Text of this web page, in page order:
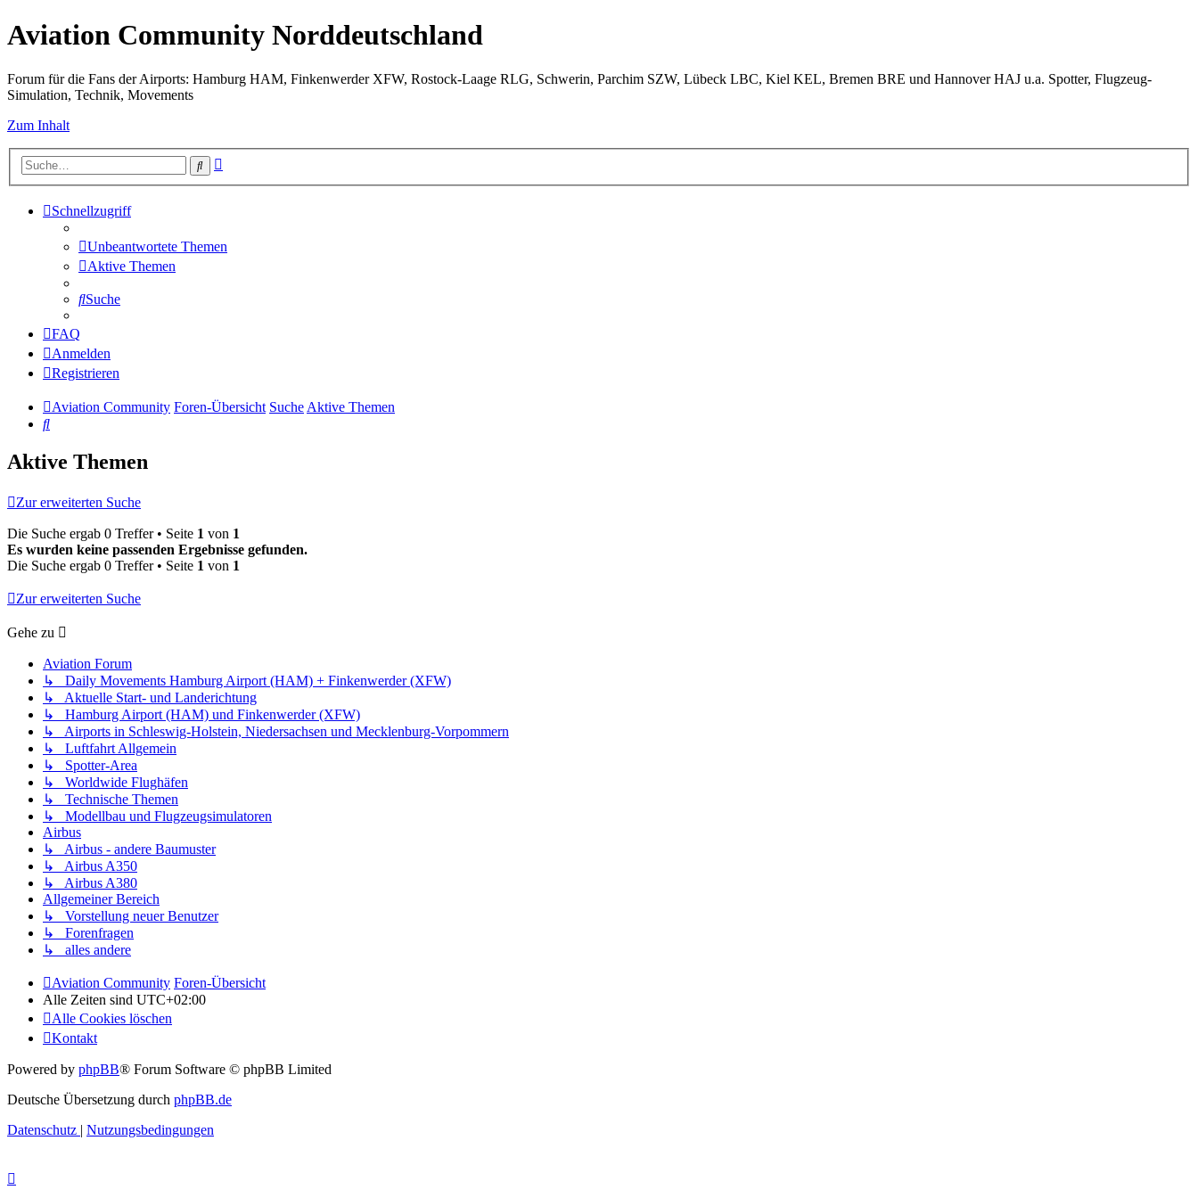
Aviation Community Norddeutschland
Forum für die Fans der Airports: Hamburg HAM, Finkenwerder XFW, Rostock-Laage RLG, Schwerin, Parchim SZW, Lübeck LBC, Kiel KEL, Bremen BRE und Hannover HAJ u.a. Spotter, Flugzeug-
Simulation, Technik, Movements
Zum Inhalt
Suche
Schnellzugriff
Unbeantwortete Themen
Aktive Themen
Suche
FAQ
Anmelden
Registrieren
Aviation Community Foren-Übersicht SucheAktive Themen
Suche
Aktive Themen
Zur erweiterten Suche
Die Suche ergab 0 Treffer • Seite 1 von 1
Es wurden keine passenden Ergebnisse gefunden.
Die Suche ergab 0 Treffer • Seite 1 von 1
Zur erweiterten Suche
Gehe zu
Aviation Forum
↳ Daily Movements Hamburg Airport (HAM) + Finkenwerder (XFW)
↳ Aktuelle Start- und Landerichtung
↳ Hamburg Airport (HAM) und Finkenwerder (XFW)
↳ Airports in Schleswig-Holstein, Niedersachsen und Mecklenburg-Vorpommern
↳ Luftfahrt Allgemein
↳ Spotter-Area
↳ Worldwide Flughäfen
↳ Technische Themen
↳ Modellbau und Flugzeugsimulatoren
Airbus
↳ Airbus - andere Baumuster
↳ Airbus A350
↳ Airbus A380
Allgemeiner Bereich
↳ Vorstellung neuer Benutzer
↳ Forenfragen
↳ alles andere
Aviation Community Foren-Übersicht
Alle Zeiten sind UTC+02:00
Alle Cookies löschen
Kontakt
Powered by phpBB® Forum Software © phpBB Limited
Deutsche Übersetzung durch phpBB.de
Datenschutz | Nutzungsbedingungen